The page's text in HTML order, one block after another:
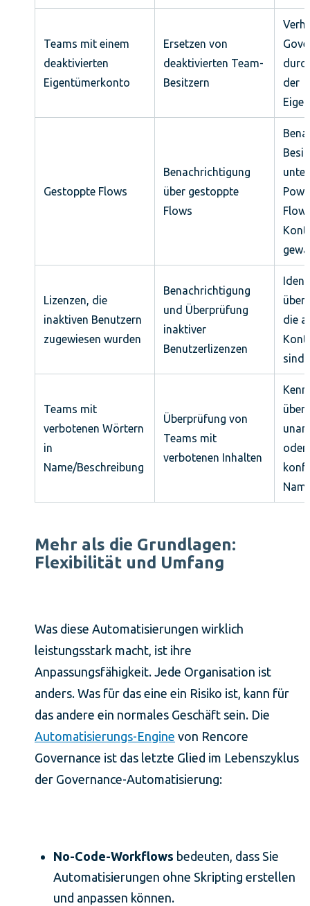
Teams mit einem
deaktivierten
Eigentümerkonto
Ersetzen von
deaktivierten Team-
Besitzern
der
Gestoppte Flows
Benachrichtigung
über gestoppte
Flows
Lizenzen, die
inaktiven Benutzern
zugewiesen wurden
Benachrichtigung
und Überprüfung
inaktiver
Benutzerlizenzen
die
sind
Teams mit
verbotenen Wörtern
in
Name/Beschreibung
Überprüfung von
Teams mit
verbotenen Inhalten
oder
Mehr als die Grundlagen:
Flexibilität und Umfang
Was diese Automatisierungen wirklich
leistungsstark macht, ist ihre
Anpassungsfähigkeit. Jede Organisation ist
anders. Was für das eine ein Risiko ist, kann für
das andere ein normales Geschäft sein. Die
Automatisierungs-Engine von Rencore
Governance ist das letzte Glied im Lebenszyklus
der Governance-Automatisierung:
No-Code-Workflows bedeuten, dass Sie
Automatisierungen ohne Skripting erstellen
und anpassen können.